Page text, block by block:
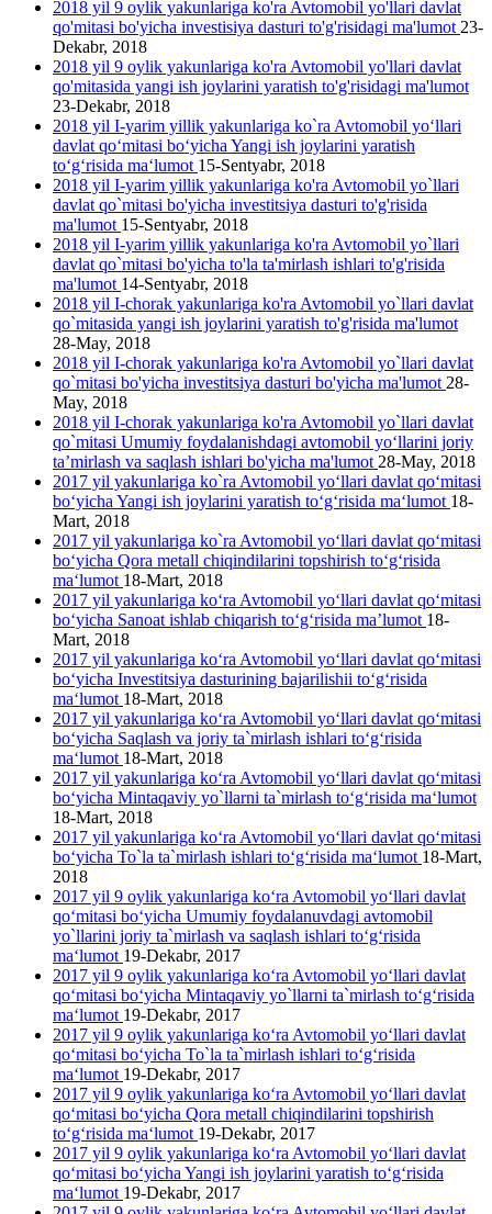
2018 yil 9 oylik yakunlariga ko'ra Avtomobil yo'llari davlat
qo'mitasi bo'yicha investisiya dasturi to'g'risidagi ma'lumot 23-
Dekabr, 2018
2018 yil 9 oylik yakunlariga ko'ra Avtomobil yo'llari davlat
qo'mitasida yangi ish joylarini yаratish to'g'risidagi ma'lumot
23-Dekabr, 2018
2018 yil I-yarim yillik yakunlariga ko`ra Avtomobil yo‘llari
davlat qo‘mitasi bo‘yicha Yangi ish joylarini yaratish
to‘g‘risida ma‘lumot 15-Sentyabr, 2018
2018 yil I-yarim yillik yakunlariga ko'ra Avtomobil yo`llari
davlat qo`mitasi bo'yicha investitsiya dasturi to'g'risida
ma'lumot 15-Sentyabr, 2018
2018 yil I-yarim yillik yakunlariga ko'ra Avtomobil yo`llari
davlat qo`mitasi bo'yicha to'la ta'mirlash ishlari to'g'risida
ma'lumot 14-Sentyabr, 2018
2018 yil I-chorak yakunlariga ko'ra Avtomobil yo`llari davlat
qo`mitasida yangi ish joylarini yaratish to'g'risida ma'lumot
28-May, 2018
2018 yil I-chorak yakunlariga ko'ra Avtomobil yo`llari davlat
qo`mitasi bo'yicha investitsiya dasturi bo'yicha ma'lumot 28-
May, 2018
2018 yil I-chorak yakunlariga ko'ra Avtomobil yo`llari davlat
qo`mitasi Umumiy foydalanishdagi avtomobil yo‘llarini joriy
ta’mirlash va saqlash ishlari bo'yicha ma'lumot 28-May, 2018
2017 yil yakunlariga ko`ra Avtomobil yo‘llari davlat qo‘mitasi
bo‘yicha Yangi ish joylarini yaratish to‘g‘risida ma‘lumot 18-
Mart, 2018
2017 yil yakunlariga ko`ra Avtomobil yo‘llari davlat qo‘mitasi
bo‘yicha Qora metall chiqindilarini topshirish to‘g‘risida
ma‘lumot 18-Mart, 2018
2017 yil yakunlariga ko‘ra Avtomobil yo‘llari davlat qo‘mitasi
bo‘yicha Sanoat ishlab chiqarish to‘g‘risida ma’lumot 18-
Mart, 2018
2017 yil yakunlariga ko‘ra Avtomobil yo‘llari davlat qo‘mitasi
bo‘yicha Investitsiya dasturining bajarilishii to‘g‘risida
ma‘lumot 18-Mart, 2018
2017 yil yakunlariga ko‘ra Avtomobil yo‘llari davlat qo‘mitasi
bo‘yicha Saqlash va joriy ta`mirlash ishlari to‘g‘risida
ma‘lumot 18-Mart, 2018
2017 yil yakunlariga ko‘ra Avtomobil yo‘llari davlat qo‘mitasi
bo‘yicha Mintaqaviy yo`llarni ta`mirlash to‘g‘risida ma‘lumot
18-Mart, 2018
2017 yil yakunlariga ko‘ra Avtomobil yo‘llari davlat qo‘mitasi
bo‘yicha To`la ta`mirlash ishlari to‘g‘risida ma‘lumot 18-Mart,
2018
2017 yil 9 oylik yakunlariga ko‘ra Avtomobil yo‘llari davlat
qo‘mitasi bo‘yicha Umumiy foydalanuvdagi avtomobil
yo`llarini joriy ta`mirlash va saqlash ishlari to‘g‘risida
ma‘lumot 19-Dekabr, 2017
2017 yil 9 oylik yakunlariga ko‘ra Avtomobil yo‘llari davlat
qo‘mitasi bo‘yicha Mintaqaviy yo`llarni ta`mirlash to‘g‘risida
ma‘lumot 19-Dekabr, 2017
2017 yil 9 oylik yakunlariga ko‘ra Avtomobil yo‘llari davlat
qo‘mitasi bo‘yicha To`la ta`mirlash ishlari to‘g‘risida
ma‘lumot 19-Dekabr, 2017
2017 yil 9 oylik yakunlariga ko‘ra Avtomobil yo‘llari davlat
qo‘mitasi bo‘yicha Qora metall chiqindilarini topshirish
to‘g‘risida ma‘lumot 19-Dekabr, 2017
2017 yil 9 oylik yakunlariga ko‘ra Avtomobil yo‘llari davlat
qo‘mitasi bo‘yicha Yangi ish joylarini yaratish to‘g‘risida
ma‘lumot 19-Dekabr, 2017